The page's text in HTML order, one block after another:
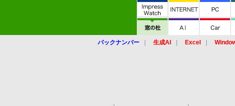
バックナンバー 生成AI Excel